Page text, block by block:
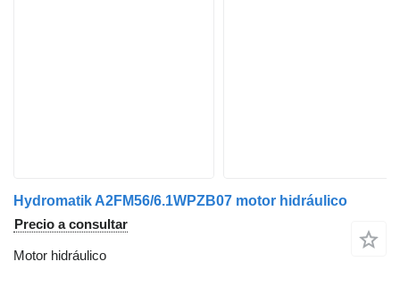
Hydromatik A2FM56/6.1WPZB07 motor hidráulico
Precio a consultar
Motor hidráulico